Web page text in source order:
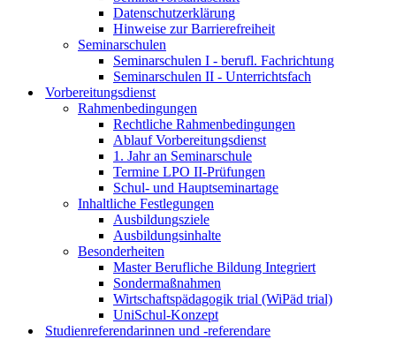
Datenschutzerklärung
Hinweise zur Barrierefreiheit
Seminarschulen
Seminarschulen I - berufl. Fachrichtung
Seminarschulen II - Unterrichtsfach
Vorbereitungsdienst
Rahmenbedingungen
Rechtliche Rahmenbedingungen
Ablauf Vorbereitungsdienst
1. Jahr an Seminarschule
Termine LPO II-Prüfungen
Schul- und Hauptseminartage
Inhaltliche Festlegungen
Ausbildungsziele
Ausbildungsinhalte
Besonderheiten
Master Berufliche Bildung Integriert
Sondermaßnahmen
Wirtschaftspädagogik trial (WiPäd trial)
UniSchul-Konzept
Studienreferendarinnen und -referendare